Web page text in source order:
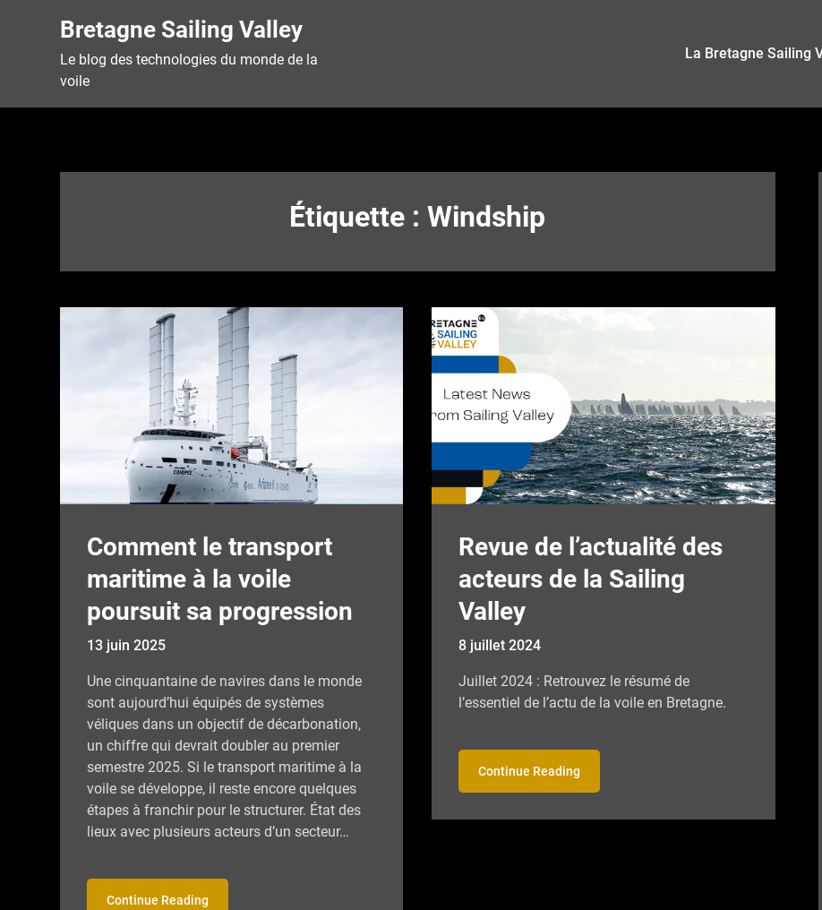
Bretagne Sailing Valley
Le blog des technologies du monde de la
voile
La Bretagne Sailing
Étiquette :Windship
Comment le transport
maritime à la voile
poursuit sa progression
13 juin 2025
Une cinquantaine de navires dans le monde
sont aujourd’hui équipés de systèmes
véliques dans un objectif de décarbonation,
un chiffre qui devrait doubler au premier
semestre 2025. Si le transport maritime à la
voile se développe, il reste encore quelques
étapes à franchir pour le structurer. État des
lieux avec plusieurs acteurs d’un secteur…
Continue Reading
Revue de l’actualité des
acteurs de la Sailing
Valley
8 juillet 2024
Juillet 2024 : Retrouvez le résumé de
l’essentiel de l’actu de la voile en Bretagne.
Continue Reading